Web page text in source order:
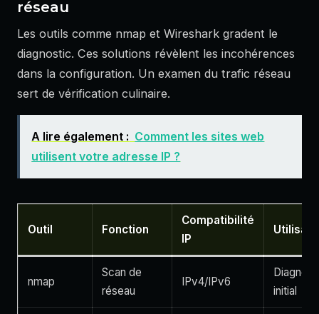
réseau
Les outils comme nmap et Wireshark gradent le
diagnostic. Ces solutions révèlent les incohérences
dans la configuration. Un examen du trafic réseau
sert de vérification culinaire.
A lire également : Comment les sites web
utilisent votre adresse IP ?
Outil Fonction
Compatibilité
IP
nmap
Scan de
réseau
IPv4/IPv6
initial